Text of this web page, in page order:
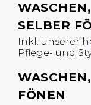
SELBER
Inkl. unserer
Pflege- und
FÖNEN